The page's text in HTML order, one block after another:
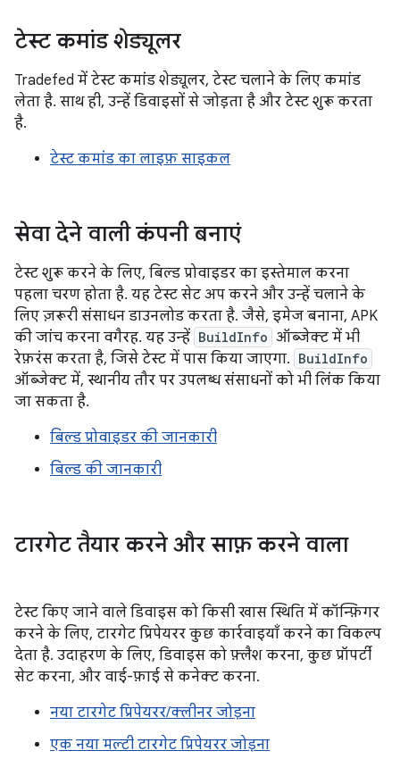
टेस्ट कमांड शेड्यूलर
Tradefed में टेस्ट कमांड शेड्यूलर, टेस्ट चलाने के लिए कमांड
लेता है. साथ ही, उन्हें डिवाइसों से जोड़ता है और टेस्ट शुरू करता
है.
टेस्ट कमांड का लाइफ़ साइकल
सेवा देने वाली कंपनी बनाएं
टेस्ट शुरू करने के लिए, बिल्ड प्रोवाइडर का इस्तेमाल करना
पहला चरण होता है. यह टेस्ट सेट अप करने और उन्हें चलाने के
लिए ज़रूरी संसाधन डाउनलोड करता है. जैसे, इमेज बनाना, APK
की जांच करना वगैरह. यह उन्हें BuildInfo ऑब्जेक्ट में भी
रेफ़रंस करता है, जिसे टेस्ट में पास किया जाएगा. BuildInfo
ऑब्जेक्ट में, स्थानीय तौर पर उपलब्ध संसाधनों को भी लिंक किया
जा सकता है.
बिल्ड प्रोवाइडर की जानकारी
बिल्ड की जानकारी
टारगेट तैयार करने और साफ़ करने वाला
टेस्ट किए जाने वाले डिवाइस को किसी खास स्थिति में कॉन्फ़िगर
करने के लिए, टारगेट प्रिपेयरर कुछ कार्रवाइयाँ करने का विकल्प
देता है. उदाहरण के लिए, डिवाइस को फ़्लैश करना, कुछ प्रॉपर्टी
सेट करना, और वाई-फ़ाई से कनेक्ट करना.
नया टारगेट प्रिपेयरर/क्लीनर जोड़ना
एक नया मल्टी टारगेट प्रिपेयरर जोड़ना